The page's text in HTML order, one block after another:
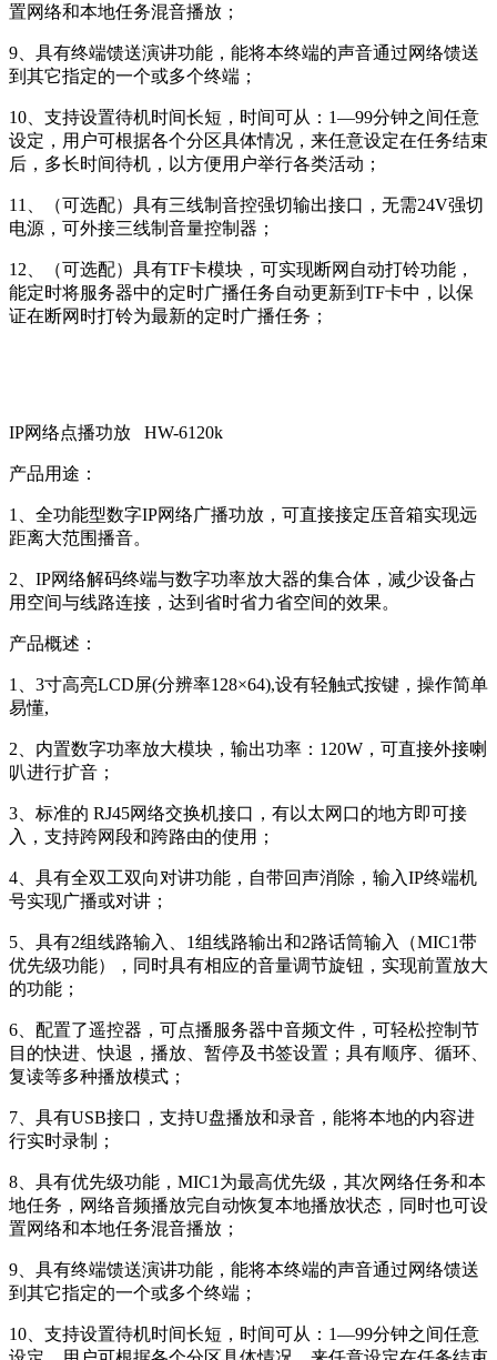
置网络和本地任务混音播放；
9、具有终端馈送演讲功能，能将本终端的声音通过网络馈送
到其它指定的一个或多个终端；
10、支持设置待机时间长短，时间可从：1—99分钟之间任意
设定，用户可根据各个分区具体情况，来任意设定在任务结束
后，多长时间待机，以方便用户举行各类活动；
11、（可选配）具有三线制音控强切输出接口，无需24V强切
电源，可外接三线制音量控制器；
12、（可选配）具有TF卡模块，可实现断网自动打铃功能，
能定时将服务器中的定时广播任务自动更新到TF卡中，以保
证在断网时打铃为最新的定时广播任务；
IP网络点播功放 HW-6120k
产品用途：
1、全功能型数字IP网络广播功放，可直接接定压音箱实现远
距离大范围播音。
2、IP网络解码终端与数字功率放大器的集合体，减少设备占
用空间与线路连接，达到省时省力省空间的效果。
产品概述：
1、3寸高亮LCD屏(分辨率128×64),设有轻触式按键，操作简单
易懂,
2、内置数字功率放大模块，输出功率：120W，可直接外接喇
叭进行扩音；
3、标准的 RJ45网络交换机接口，有以太网口的地方即可接
入，支持跨网段和跨路由的使用；
4、具有全双工双向对讲功能，自带回声消除，输入IP终端机
号实现广播或对讲；
5、具有2组线路输入、1组线路输出和2路话筒输入（MIC1带
优先级功能），同时具有相应的音量调节旋钮，实现前置放大
的功能；
6、配置了遥控器，可点播服务器中音频文件，可轻松控制节
目的快进、快退，播放、暂停及书签设置；具有顺序、循环、
复读等多种播放模式；
7、具有USB接口，支持U盘播放和录音，能将本地的内容进
行实时录制；
8、具有优先级功能，MIC1为最高优先级，其次网络任务和本
地任务，网络音频播放完自动恢复本地播放状态，同时也可设
置网络和本地任务混音播放；
9、具有终端馈送演讲功能，能将本终端的声音通过网络馈送
到其它指定的一个或多个终端；
10、支持设置待机时间长短，时间可从：1—99分钟之间任意